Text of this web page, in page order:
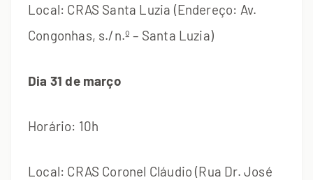
Local: CRAS Santa Luzia (Endereço: Av.
Congonhas, s./n.º – Santa Luzia)
Dia 31 de março
Horário: 10h
Local: CRAS Coronel Cláudio (Rua Dr. José